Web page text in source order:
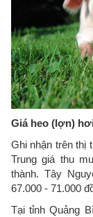
Giá heo (lợn)
Ghi nhận trên thị
Trung giá thu
thành. Tây
67.000 - 71.000
Tại tỉnh Quảng